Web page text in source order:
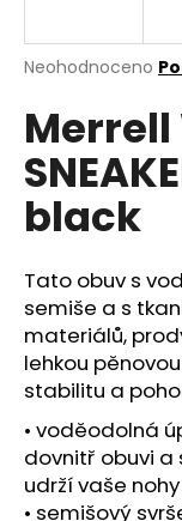
Průměrné
produktu
je
0,0
z
5
hvězdiček.
Neohodnoceno
Merrell
black
Tato obuv s
semiše a s
materiálů,
lehkou
stabilitu a
• voděodolná
dovnitř obuvi a
udrží vaše
• semišový
j
t
?
D
o
p
o
r
u